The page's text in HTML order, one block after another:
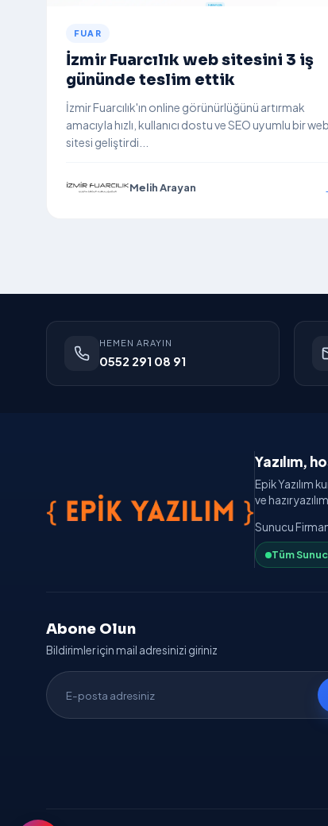
FUAR
İzmir Fuarcılık web sitesini 3 iş
gününde teslim ettik
İzmir Fuarcılık'ın online görünürlüğünü artırmak
amacıyla hızlı, kullanıcı dostu ve SEO uyumlu bir web
sitesi geliştirdi...
Melih Arayan
HEMEN ARAYIN
0552 291 08 91
Yazılım,
Epik Yazılım
ve hazır
Sunucu
Tüm
Abone Olun
Bildirimler için mail adresinizi giriniz